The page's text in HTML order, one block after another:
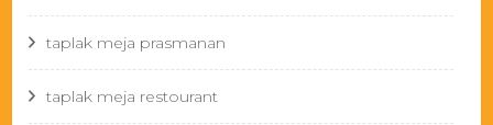
taplak meja prasmanan
taplak meja restourant